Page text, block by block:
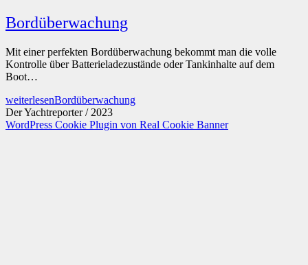
Bordüberwachung
Mit einer perfekten Bordüberwachung bekommt man die volle
Kontrolle über Batterieladezustände oder Tankinhalte auf dem
Boot…
weiterlesenBordüberwachung
Der Yachtreporter / 2023
WordPress Cookie Plugin von Real Cookie Banner